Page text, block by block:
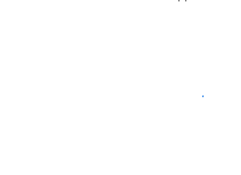
Привлечь новых